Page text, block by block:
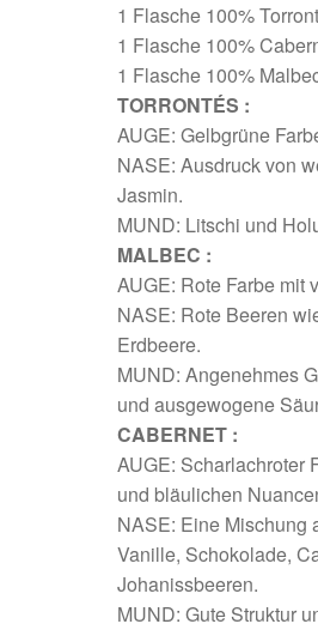
1 Flasche 100%
1 Flasche 100%
1 Flasche 100%
TORRONTÉS :
AUGE: Gelbgrüne
NASE: Ausdruck von
Jasmin.
MUND: Litschi und
MALBEC :
AUGE: Rote Farbe mit
NASE: Rote Beeren
Erdbeere.
MUND: Angenehmes
und ausgewogene
CABERNET :
AUGE: Scharlachroter
und bläulichen
NASE: Eine Mischung
Vanille, Schokolade,
Johanissbeeren.
MUND: Gute Struktur